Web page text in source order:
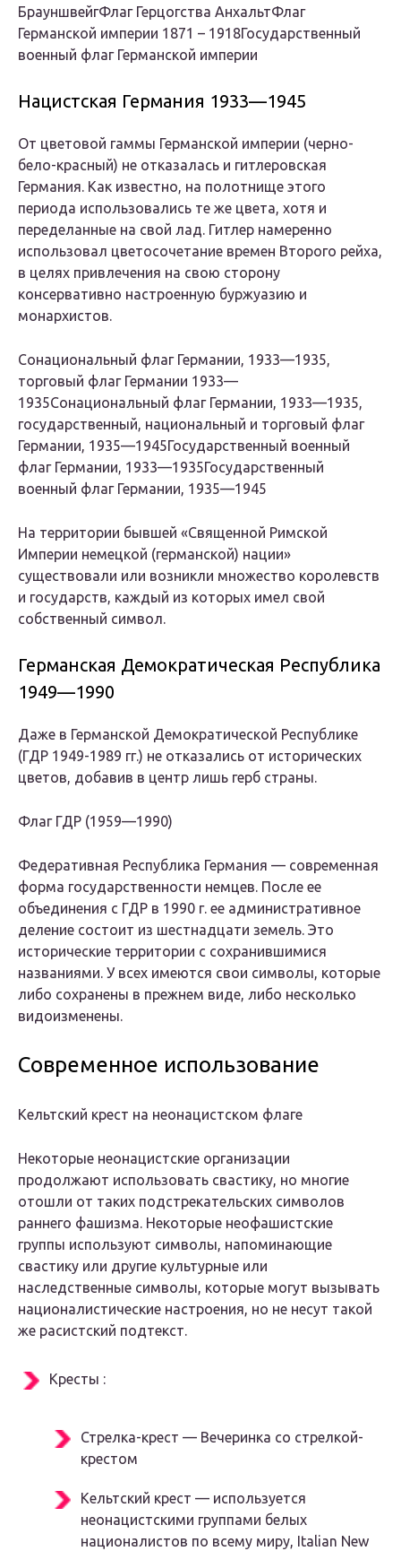
БрауншвейгФлаг Герцогства АнхальтФлаг
Германской империи 1871 – 1918Государственный
военный флаг Германской империи
Нацистская Германия 1933—1945
От цветовой гаммы Германской империи (черно-
бело-красный) не отказалась и гитлеровская
Германия. Как известно, на полотнище этого
периода использовались те же цвета, хотя и
переделанные на свой лад. Гитлер намеренно
использовал цветосочетание времен Второго рейха,
в целях привлечения на свою сторону
консервативно настроенную буржуазию и
монархистов.
Сонациональный флаг Германии, 1933—1935,
торговый флаг Германии 1933—
1935Сонациональный флаг Германии, 1933—1935,
государственный, национальный и торговый флаг
Германии, 1935—1945Государственный военный
флаг Германии, 1933—1935Государственный
военный флаг Германии, 1935—1945
На территории бывшей «Священной Римской
Империи немецкой (германской) нации»
существовали или возникли множество королевств
и государств, каждый из которых имел свой
собственный символ.
Германская Демократическая Республика
1949—1990
Даже в Германской Демократической Республике
(ГДР 1949-1989 гг.) не отказались от исторических
цветов, добавив в центр лишь герб страны.
Флаг ГДР (1959—1990)
Федеративная Республика Германия — современная
форма государственности немцев. После ее
объединения с ГДР в 1990 г. ее административное
деление состоит из шестнадцати земель. Это
исторические территории с сохранившимися
названиями. У всех имеются свои символы, которые
либо сохранены в прежнем виде, либо несколько
видоизменены.
Современное использование
Кельтский крест на неонацистском флаге
Некоторые неонацистские организации
продолжают использовать свастику, но многие
отошли от таких подстрекательских символов
раннего фашизма. Некоторые неофашистские
группы используют символы, напоминающие
свастику или другие культурные или
наследственные символы, которые могут вызывать
националистические настроения, но не несут такой
же расистский подтекст.
Кресты :
Стрелка-крест — Вечеринка со стрелкой-
крестом
Кельтский крест — используется
неонацистскими группами белых
националистов по всему миру, Italian New